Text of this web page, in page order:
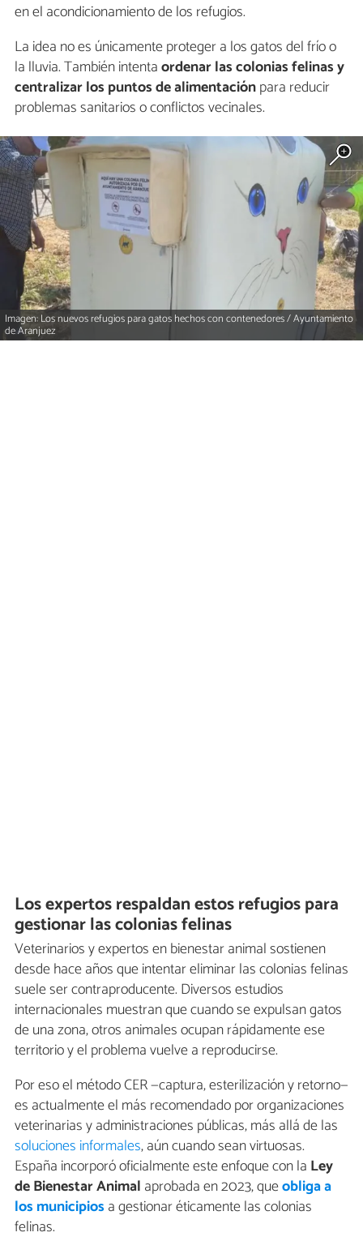
en el acondicionamiento de los refugios.
La idea no es únicamente proteger a los gatos del frío o
la lluvia. También intentaordenar las colonias felinas y
centralizar los puntos de alimentaciónpara reducir
problemas sanitarios o conflictos vecinales.
Imagen: Los nuevos refugios para gatos hechos con contenedores / Ayuntamiento
de Aranjuez
Los expertos respaldan estos refugios para
gestionar las colonias felinas
Veterinarios y expertos en bienestar animal sostienen
desde hace años que intentar eliminar las colonias felinas
suele ser contraproducente. Diversos estudios
internacionales muestran que cuando se expulsan gatos
de una zona, otros animales ocupan rápidamente ese
territorio y el problema vuelve a reproducirse.
Por eso el método CER —captura, esterilización y retorno—
es actualmente el más recomendado por organizaciones
veterinarias y administraciones públicas, más allá de las
soluciones informales, aún cuando sean virtuosas.
España incorporó oficialmente este enfoque con la Ley
de Bienestar Animal aprobada en 2023, queobliga a
los municipios a gestionar éticamente las colonias
felinas.